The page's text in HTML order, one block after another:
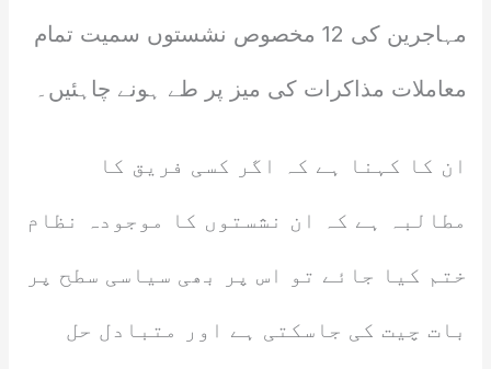
مہاجرین کی 12 مخصوص نشستوں سمیت تمام
معاملات مذاکرات کی میز پر طے ہونے چاہئیں۔
ان کا کہنا ہے کہ اگر کسی فریق کا
مطالبہ ہے کہ ان نشستوں کا موجودہ نظام
ختم کیا جائے تو اس پر بھی سیاسی سطح پر
بات چیت کی جاسکتی ہے اور متبادل حل